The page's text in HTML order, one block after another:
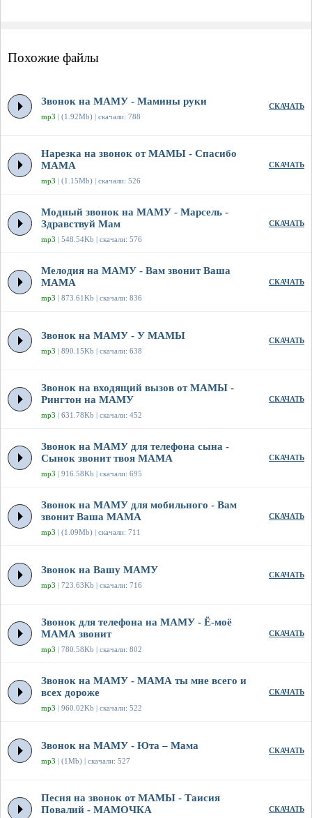
Похожие файлы
Звонок на МАМУ - Мамины руки
mp3 | (1.92Mb) | скачали: 788
СКАЧАТЬ
Нарезка на звонок от МАМЫ - Спасибо
МАМА
mp3 | (1.15Mb) | скачали: 526
СКАЧАТЬ
Модный звонок на МАМУ - Марсель -
Здравствуй Мам
mp3 | 548.54Kb | скачали: 576
СКАЧАТЬ
Мелодия на МАМУ - Вам звонит Ваша
МАМА
mp3 | 873.61Kb | скачали: 836
СКАЧАТЬ
Звонок на МАМУ - У МАМЫ
mp3 | 890.15Kb | скачали: 638
СКАЧАТЬ
Звонок на входящий вызов от МАМЫ -
Рингтон на МАМУ
mp3 | 631.78Kb | скачали: 452
СКАЧАТЬ
Звонок на МАМУ для телефона сына -
Сынок звонит твоя МАМА
mp3 | 916.58Kb | скачали: 695
СКАЧАТЬ
Звонок на МАМУ для мобильного - Вам
звонит Ваша МАМА
mp3 | (1.09Mb) | скачали: 711
СКАЧАТЬ
Звонок на Вашу МАМУ
mp3 | 723.63Kb | скачали: 716
СКАЧАТЬ
Звонок для телефона на МАМУ - Ё-моё
МАМА звонит
mp3 | 780.58Kb | скачали: 802
СКАЧАТЬ
Звонок на МАМУ - МАМА ты мне всего и
всех дороже
mp3 | 960.02Kb | скачали: 522
СКАЧАТЬ
Звонок на МАМУ - Юта – Мама
mp3 | (1Mb) | скачали: 527
СКАЧАТЬ
Песня на звонок от МАМЫ - Таисия
Повалий - МАМОЧКА
СКАЧАТЬ